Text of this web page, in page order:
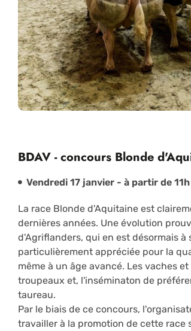
BDAV - concours Blonde
Vendredi 17 janvier - à partir de
La race Blonde d'Aquitaine est
dernières années. Une évolution
d'Agriflanders, qui en est désormais à
particulièrement appréciée pour la
même à un âge avancé. Les vaches
troupeaux et, l'inséminaton de
taureau.
Par le biais de ce concours,
travailler à la promotion de cette race